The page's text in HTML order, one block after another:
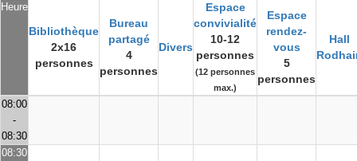
Heure
Bibliothèque
2x16
personnes
Bureau
partagé
4
personnes
Divers
Espace
convivialité
10-12
personnes
(12 personnes
max.)
Espace
rendez-
vous
5
personnes
Hall
08:00
-
08:30
08:30